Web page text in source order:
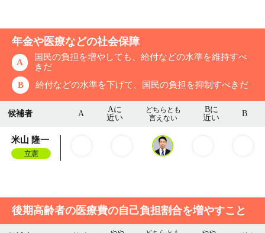
年金や医療などの社会保障
A
国民の負担を増やしても、給付などの水準を維持すべ
きだ
B
給付などの水準を下げて、国民の負担を抑制すべきだ
候補者 A
Aに
近い
どちらとも
言えない
Bに
近い
B
米山 隆一
立憲
後期高齢者の医療費の自己負担割合を増やすこと